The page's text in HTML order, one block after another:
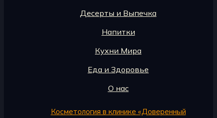
Десерты и Выпечка
Напитки
Кухни Мира
Еда и Здоровье
О нас
Косметология в клинике «Доверенный